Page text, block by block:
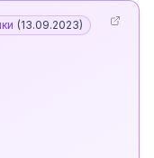
(13.09.2023)